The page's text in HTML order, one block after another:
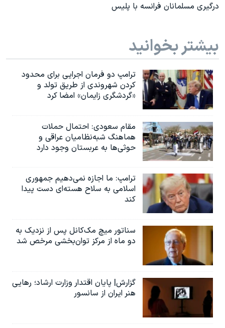
درگیری مسلمانان فرانسه با پلیس
بیشتر بخوانید
ترامپ دو فرمان اجرایی برای محدود
کردن شهروندی از طریق تولد و
«گردشگری زایمان» امضا کرد
مقام سعودی: احتمال حملات
هماهنگ شبه‌نظامیان عراقی و
حوثی‌ها به عربستان وجود دارد
ترامپ: ما اجازه نمی‌دهیم جمهوری
اسلامی به سلاح هسته‌ای دست پیدا
کند
سناتور میچ مک‌کانل پس از نزدیک به
دو ماه از مرکز توان‌بخشی مرخص شد
گزارش| پایان اقتدار وزارت ارشاد؛ رهایی
هنر ایران از سانسور